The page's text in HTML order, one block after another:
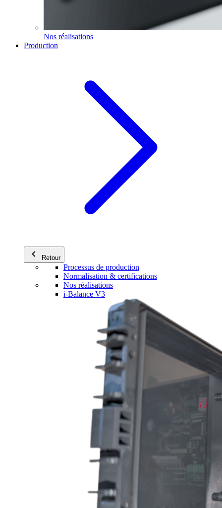
Nos réalisations
Production
Retour
Processus de production
Normalisation & certifications
Nos réalisations
i-Balance V3